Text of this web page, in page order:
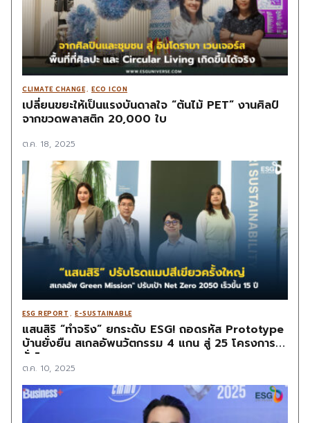
CLIMATE CHANGE , ECO ICON
เปลี่ยนขยะให้เป็นแรงบันดาลใจ “ต้นไม้ PET” งานศิลป์
จากขวดพลาสติก 20,000 ใบ
ต.ค. 18, 2025
ESG REPORT , E-SUSTAINABLE
แสนสิริ “ทำจริง” ยกระดับ ESG! ถอดรหัส Prototype
บ้านยั่งยืน สเกลอัพนวัตกรรม 4 แกน สู่ 25 โครงการ
ทั่วไทย
ต.ค. 10, 2025